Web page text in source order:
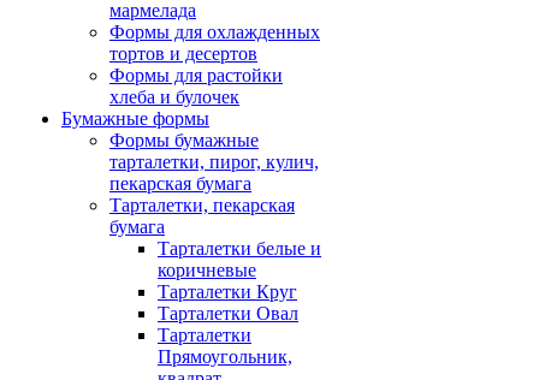
мармелада
Формы для oхлажденных
тортов и десертов
Формы для растойки
хлеба и булочек
Бумажные формы
Формы бумажные
тарталетки, пирог, кулич,
пекарская бумага
Тарталетки, пекарская
бумага
Тарталетки белые и
коричневые
Тарталетки Круг
Тарталетки Овал
Тарталетки
Прямоугольник,